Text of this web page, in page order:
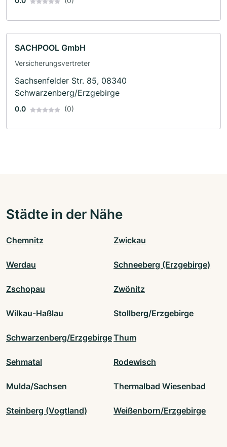
SACHPOOL GmbH
Versicherungsvertreter
Sachsenfelder Str. 85, 08340
Schwarzenberg/Erzgebirge
0.0 (0)
Städte in der Nähe
Chemnitz Zwickau
Werdau Schneeberg (Erzgebirge)
Zschopau Zwönitz
Wilkau-Haßlau Stollberg/Erzgebirge
Schwarzenberg/ErzgebirgeThum
Sehmatal Rodewisch
Mulda/Sachsen Thermalbad Wiesenbad
Steinberg (Vogtland) Weißenborn/Erzgebirge